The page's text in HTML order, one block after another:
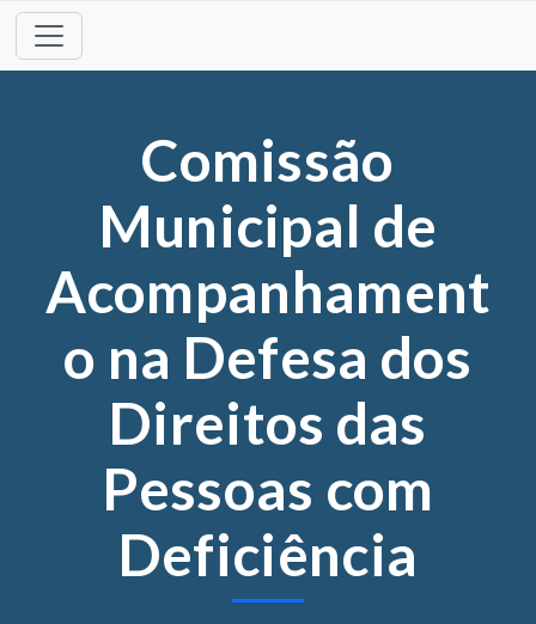
Skip
content
Comissão
Municipal de
Acompanhament
o na Defesa dos
Direitos das
Pessoas com
Deficiência